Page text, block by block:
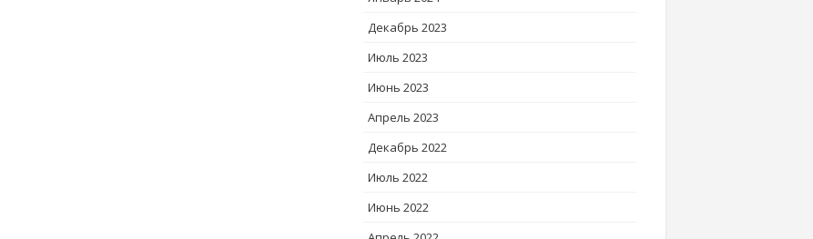
Декабрь 2023
Июль 2023
Июнь 2023
Апрель 2023
Декабрь 2022
Июль 2022
Июнь 2022